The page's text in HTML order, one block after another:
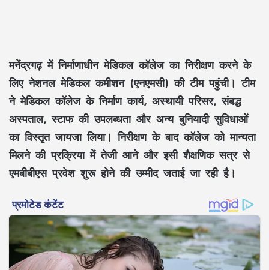
मनेंद्रगढ़ में निर्माणाधीन मेडिकल कॉलेज का निरीक्षण करने के
लिए नेशनल मेडिकल कमीशन (एनएमसी) की टीम पहुंची। टीम
ने मेडिकल कॉलेज के निर्माण कार्य, अस्थायी परिसर, संबद्ध
अस्पताल, स्टाफ की उपलब्धता और अन्य बुनियादी सुविधाओं
का विस्तृत जायजा लिया। निरीक्षण के बाद कॉलेज को मान्यता
मिलने की प्रक्रिया में तेजी आने और इसी शैक्षणिक सत्र से
एमबीबीएस प्रवेश शुरू होने की उम्मीद जताई जा रही है।